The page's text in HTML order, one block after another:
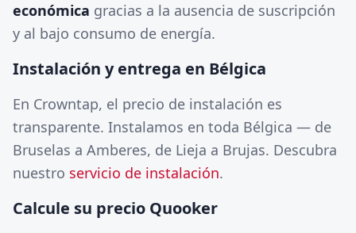
económica gracias a la ausencia de suscripción
y al bajo consumo de energía.
Instalación y entrega en Bélgica
En Crowntap, el precio de instalación es
transparente. Instalamos en toda Bélgica — de
Bruselas a Amberes, de Lieja a Brujas. Descubra
nuestro servicio de instalación.
Calcule su precio Quooker